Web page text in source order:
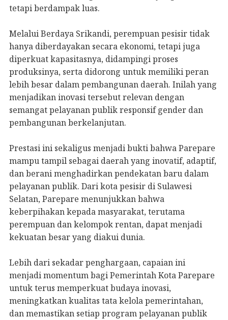
tetapi berdampak luas.
Melalui Berdaya Srikandi, perempuan pesisir tidak
hanya diberdayakan secara ekonomi, tetapi juga
diperkuat kapasitasnya, didampingi proses
produksinya, serta didorong untuk memiliki peran
lebih besar dalam pembangunan daerah. Inilah yang
menjadikan inovasi tersebut relevan dengan
semangat pelayanan publik responsif gender dan
pembangunan berkelanjutan.
Prestasi ini sekaligus menjadi bukti bahwa Parepare
mampu tampil sebagai daerah yang inovatif, adaptif,
dan berani menghadirkan pendekatan baru dalam
pelayanan publik. Dari kota pesisir di Sulawesi
Selatan, Parepare menunjukkan bahwa
keberpihakan kepada masyarakat, terutama
perempuan dan kelompok rentan, dapat menjadi
kekuatan besar yang diakui dunia.
Lebih dari sekadar penghargaan, capaian ini
menjadi momentum bagi Pemerintah Kota Parepare
untuk terus memperkuat budaya inovasi,
meningkatkan kualitas tata kelola pemerintahan,
dan memastikan setiap program pelayanan publik